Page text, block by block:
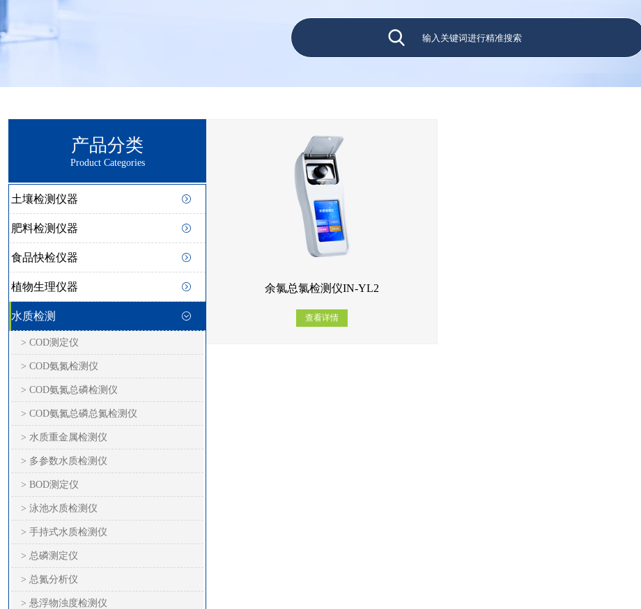
产品分类
Product Categories
土壤检测仪器
肥料检测仪器
食品快检仪器
植物生理仪器
水质检测
> COD测定仪
> COD氨氮检测仪
> COD氨氮总磷检测仪
> COD氨氮总磷总氮检测仪
> 水质重金属检测仪
> 多参数水质检测仪
> BOD测定仪
> 泳池水质检测仪
> 手持式水质检测仪
> 总磷测定仪
> 总氮分析仪
> 悬浮物浊度检测仪
余氯总氯检测仪IN-YL2
查看详情